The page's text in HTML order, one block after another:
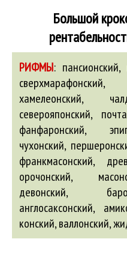
Большой
РИФМЫ:
хамелеонский,
северояпонский,
фанфаронский,
чухонский,
франкмасонский,
орочонский,
девонский,
англосаксонский,
конский,валлонский,